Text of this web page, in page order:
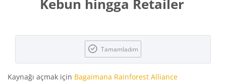
Kebun hingga Retailer
Tamamlama Gereklilikleri
Tamamladım
Kaynağı açmak için Bagaimana Rainforest Alliance